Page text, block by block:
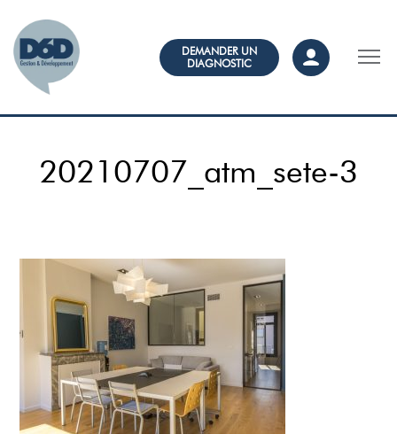
DEMANDER UN
DIAGNOSTIC
20210707_atm_sete-3